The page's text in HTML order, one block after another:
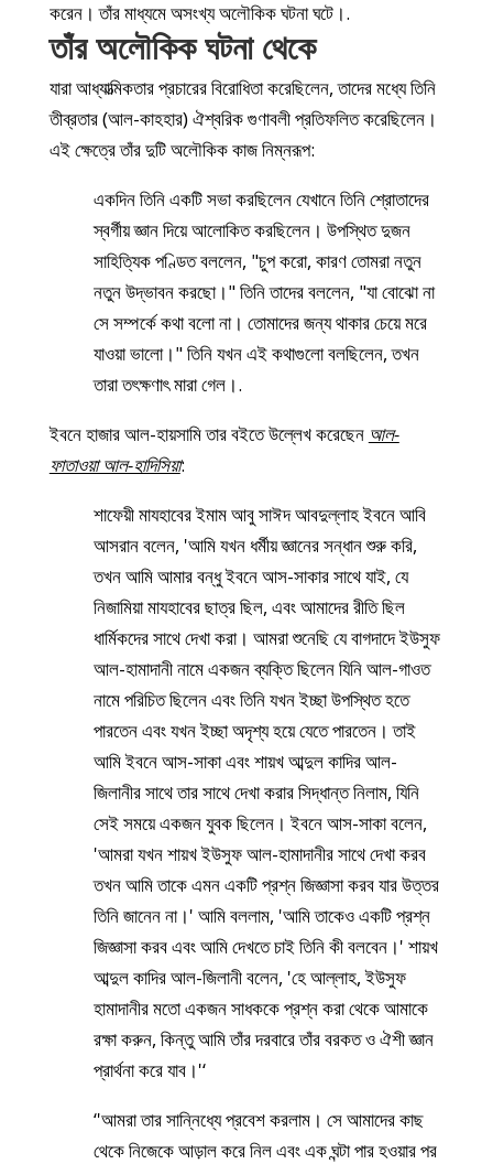
করেন। তাঁর মাধ্যমে অসংখ্য অলৌকিক ঘটনা ঘটে।.
তাঁর অলৌকিক ঘটনা থেকে
যারা আধ্যাত্মিকতার প্রচারের বিরোধিতা করেছিলেন, তাদের মধ্যে তিনি
তীব্রতার (আল-কাহহার) ঐশ্বরিক গুণাবলী প্রতিফলিত করেছিলেন।
এই ক্ষেত্রে তাঁর দুটি অলৌকিক কাজ নিম্নরূপ:
একদিন তিনি একটি সভা করছিলেন যেখানে তিনি শ্রোতাদের
স্বর্গীয় জ্ঞান দিয়ে আলোকিত করছিলেন। উপস্থিত দুজন
সাহিত্যিক পণ্ডিত বললেন, "চুপ করো, কারণ তোমরা নতুন
নতুন উদ্ভাবন করছো।" তিনি তাদের বললেন, "যা বোঝো না
সে সম্পর্কে কথা বলো না। তোমাদের জন্য থাকার চেয়ে মরে
যাওয়া ভালো।" তিনি যখন এই কথাগুলো বলছিলেন, তখন
তারা তৎক্ষণাৎ মারা গেল।.
ইবনে হাজার আল-হায়সামি তার বইতে উল্লেখ করেছেন আল-
ফাতাওয়া আল-হাদিসিয়া:
শাফেয়ী মাযহাবের ইমাম আবু সাঈদ আবদুল্লাহ ইবনে আবি
আসরান বলেন, 'আমি যখন ধর্মীয় জ্ঞানের সন্ধান শুরু করি,
তখন আমি আমার বন্ধু ইবনে আস-সাকার সাথে যাই, যে
নিজামিয়া মাযহাবের ছাত্র ছিল, এবং আমাদের রীতি ছিল
ধার্মিকদের সাথে দেখা করা। আমরা শুনেছি যে বাগদাদে ইউসুফ
আল-হামাদানী নামে একজন ব্যক্তি ছিলেন যিনি আল-গাওত
নামে পরিচিত ছিলেন এবং তিনি যখন ইচ্ছা উপস্থিত হতে
পারতেন এবং যখন ইচ্ছা অদৃশ্য হয়ে যেতে পারতেন। তাই
আমি ইবনে আস-সাকা এবং শায়খ আব্দুল কাদির আল-
জিলানীর সাথে তার সাথে দেখা করার সিদ্ধান্ত নিলাম, যিনি
সেই সময়ে একজন যুবক ছিলেন। ইবনে আস-সাকা বলেন,
'আমরা যখন শায়খ ইউসুফ আল-হামাদানীর সাথে দেখা করব
তখন আমি তাকে এমন একটি প্রশ্ন জিজ্ঞাসা করব যার উত্তর
তিনি জানেন না।' আমি বললাম, 'আমি তাকেও একটি প্রশ্ন
জিজ্ঞাসা করব এবং আমি দেখতে চাই তিনি কী বলবেন।' শায়খ
আব্দুল কাদির আল-জিলানী বলেন, 'হে আল্লাহ, ইউসুফ
হামাদানীর মতো একজন সাধককে প্রশ্ন করা থেকে আমাকে
রক্ষা করুন, কিন্তু আমি তাঁর দরবারে তাঁর বরকত ও ঐশী জ্ঞান
প্রার্থনা করে যাব।'‘
‘'আমরা তার সান্নিধ্যে প্রবেশ করলাম। সে আমাদের কাছ
থেকে নিজেকে আড়াল করে নিল এবং এক ঘন্টা পার হওয়ার পর